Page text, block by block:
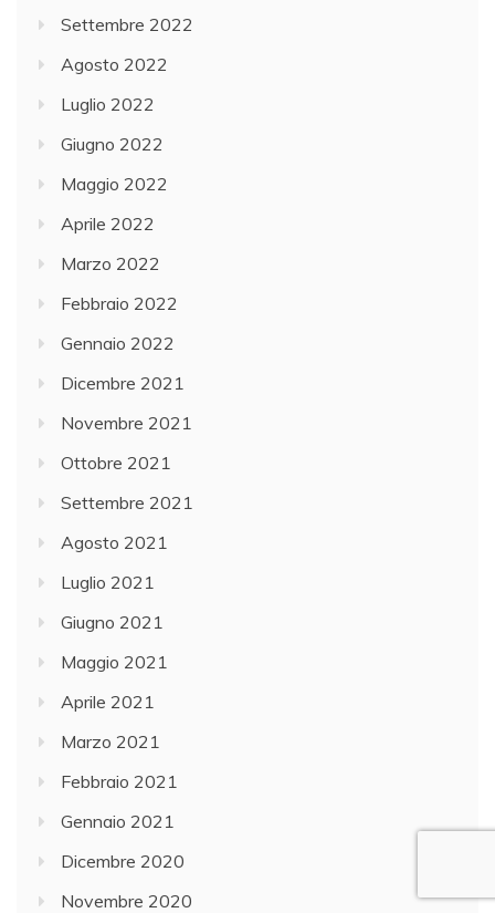
Settembre 2022
Agosto 2022
Luglio 2022
Giugno 2022
Maggio 2022
Aprile 2022
Marzo 2022
Febbraio 2022
Gennaio 2022
Dicembre 2021
Novembre 2021
Ottobre 2021
Settembre 2021
Agosto 2021
Luglio 2021
Giugno 2021
Maggio 2021
Aprile 2021
Marzo 2021
Febbraio 2021
Gennaio 2021
Dicembre 2020
Novembre 2020